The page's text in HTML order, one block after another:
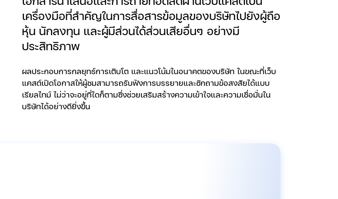
เครื่องมือที่สำคัญในการสื่อสารข้อมูลของบริษัทไปยังผู้ถือ
หุ้น นักลงทุน และผู้มีส่วนได้ส่วนเสียอื่นๆ อย่างมี
ประสิทธิภาพ
ผลประกอบการกลยุทธ์การเติบโต และแนวโน้มในอนาคตของบริษัท ในขณะที่เว็บ
แคสต์เปิดโอกาสให้ผู้ชมสามารถรับฟังการบรรยายและซักถามข้อสงสัยได้แบบ
เรียลไทม์ไม่ว่าจะอยู่ที่ใดก็ตามซึ่งช่วยเสริมสร้างความเข้าใจและความเชื่อมั่นใน
บริษัทได้อย่างดียิ่งขึ้น